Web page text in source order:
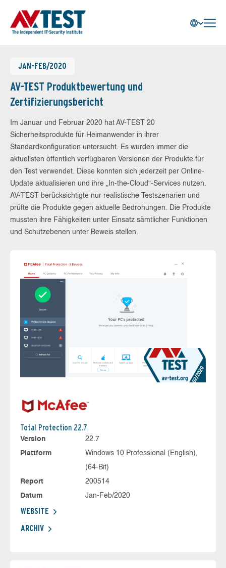
JAN-FEB/2020
AV-TEST Produktbewertung und
Zertifizierungsbericht
Im Januar und Februar 2020 hat AV-TEST 20
Sicherheitsprodukte für Heimanwender in ihrer
Standardkonfiguration untersucht. Es wurden immer die
aktuellsten öffentlich verfügbaren Versionen der Produkte für
den Test verwendet. Diese konnten sich jederzeit per Online-
Update aktualisieren und ihre „In-the-Cloud“-Services nutzen.
AV-TEST berücksichtigte nur realistische Testszenarien und
prüfte die Produkte gegen aktuelle Bedrohungen. Die Produkte
mussten ihre Fähigkeiten unter Einsatz sämtlicher Funktionen
und Schutzebenen unter Beweis stellen.
Total Protection 22.7
Version
22.7
Plattform
Windows 10 Professional (English),
(64-Bit)
Report
200514
Datum
Jan-Feb/2020
WEBSITE
ARCHIV